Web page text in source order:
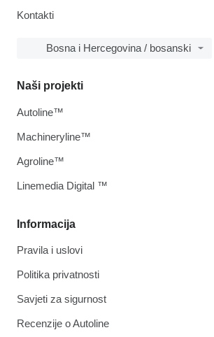
Kontakti
Bosna i Hercegovina / bosanski
Informacija
Pravila i uslovi
Politika privatnosti
Savjeti za sigurnost
Recenzije o Autoline
Naši projekti
Autoline™
Machineryline™
Agroline™
Linemedia Digital ™